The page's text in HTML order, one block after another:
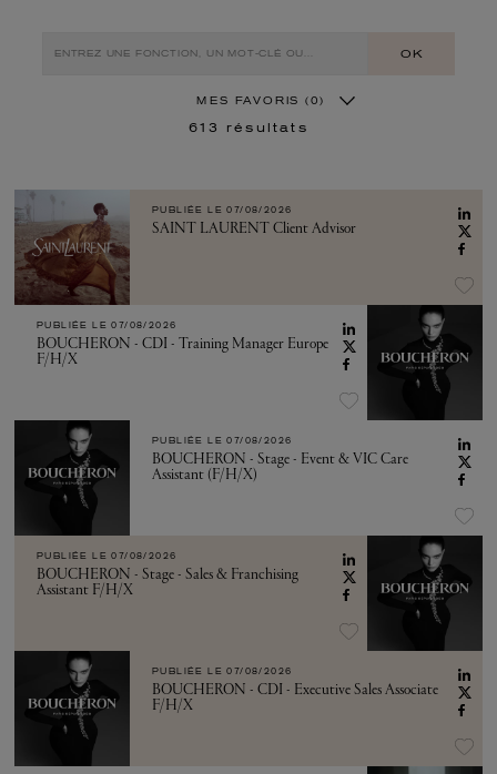
OK
MES FAVORIS (0)
613 résultats
PUBLIÉE LE 07/08/2026
SAINT LAURENT Client Advisor
PUBLIÉE LE 07/08/2026
BOUCHERON - CDI - Training Manager Europe
F/H/X
PUBLIÉE LE 07/08/2026
BOUCHERON - Stage - Event & VIC Care
Assistant (F/H/X)
PUBLIÉE LE 07/08/2026
BOUCHERON - Stage - Sales & Franchising
Assistant F/H/X
PUBLIÉE LE 07/08/2026
BOUCHERON - CDI - Executive Sales Associate
F/H/X